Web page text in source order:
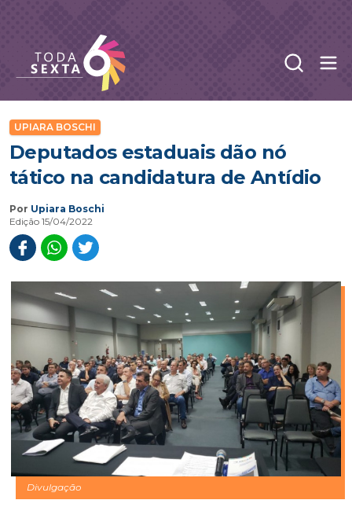
Toda Sexta - 4oito
UPIARA BOSCHI
Deputados estaduais dão nó
tático na candidatura de Antídio
Por Upiara Boschi
Edição 15/04/2022
Divulgação